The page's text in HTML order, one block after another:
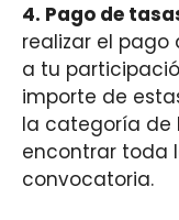
4. Pago de
realizar el pago
a tu
importe de
la categoría de
encontrar toda
convocatoria.